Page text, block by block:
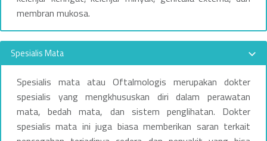
membran mukosa.
Spesialis Mata
Spesialis mata atau Oftalmologis merupakan dokter
spesialis yang mengkhususkan diri dalam perawatan
mata, bedah mata, dan sistem penglihatan. Dokter
spesialis mata ini juga biasa memberikan saran terkait